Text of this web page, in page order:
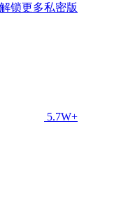
锁更多私密版
5.7W+